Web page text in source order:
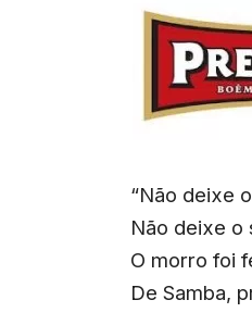
“Não deixe
Não deixe o
O morro foi
De Samba,